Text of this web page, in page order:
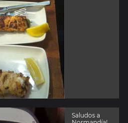
Saludos a